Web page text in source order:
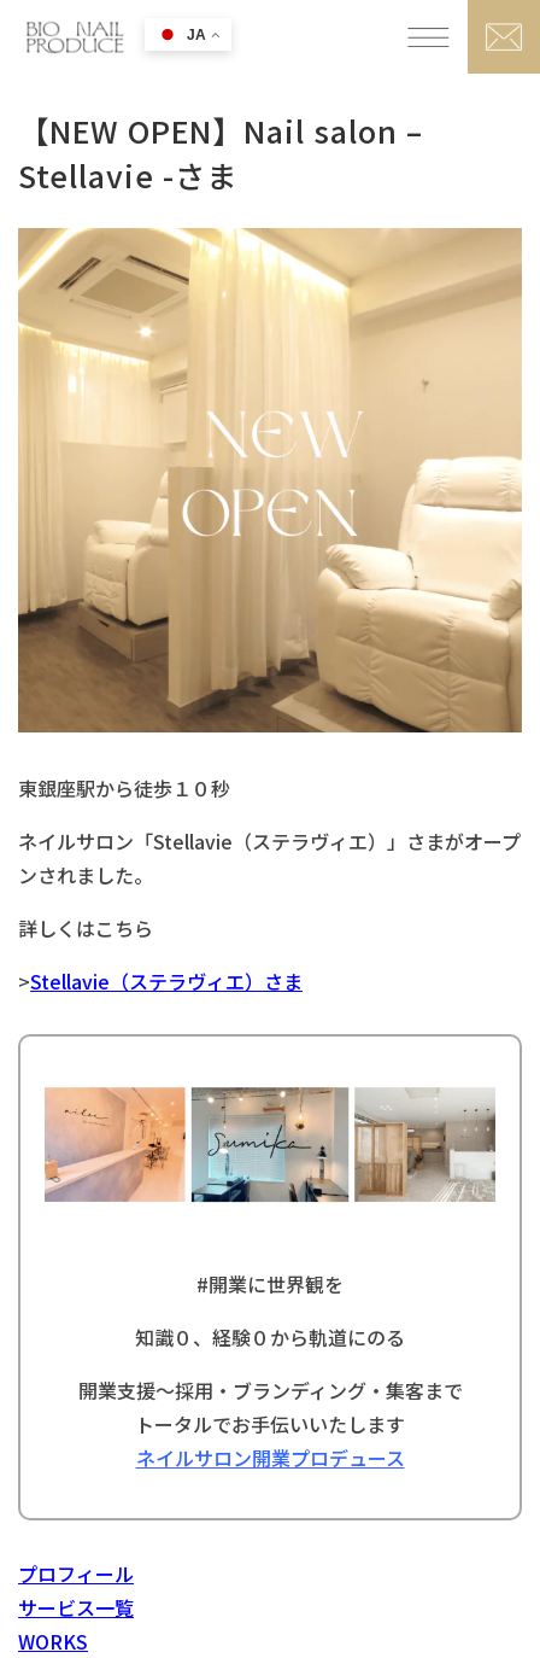
【NEW OPEN】Nail salon –
Stellavie -さま
東銀座駅から徒歩１０秒
ネイルサロン「Stellavie（ステラヴィエ）」さまがオープ
ンされました。
詳しくはこちら
>Stellavie（ステラヴィエ）さま
#開業に世界観を
知識０、経験０から軌道にのる
開業支援〜採用・ブランディング・集客まで
トータルでお手伝いいたします
ネイルサロン開業プロデュース
プロフィール
サービス一覧
WORKS